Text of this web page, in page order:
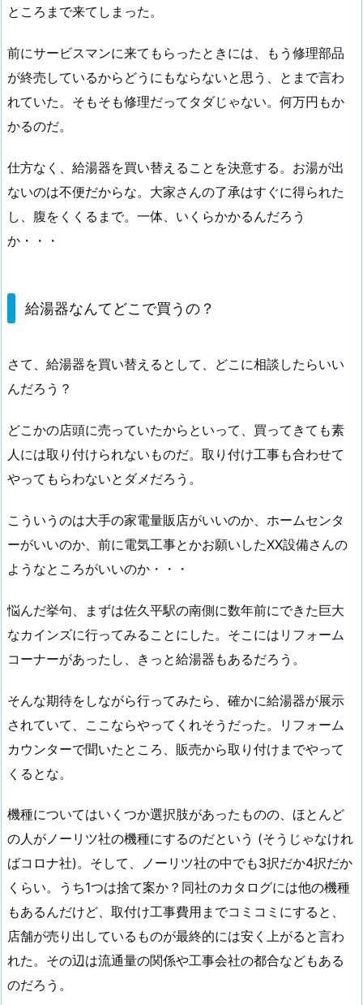
ところまで来てしまった。
前にサービスマンに来てもらったときには、もう修理部品
が終売しているからどうにもならないと思う、とまで言わ
れていた。そもそも修理だってタダじゃない。何万円もか
かるのだ。
仕方なく、給湯器を買い替えることを決意する。お湯が出
ないのは不便だからな。大家さんの了承はすぐに得られた
し、腹をくくるまで。一体、いくらかかるんだろう
か・・・
給湯器なんてどこで買うの？
さて、給湯器を買い替えるとして、どこに相談したらいい
んだろう？
どこかの店頭に売っていたからといって、買ってきても素
人には取り付けられないものだ。取り付け工事も合わせて
やってもらわないとダメだろう。
こういうのは大手の家電量販店がいいのか、ホームセンタ
ーがいいのか、前に電気工事とかお願いしたXX設備さんの
ようなところがいいのか・・・
悩んだ挙句、まずは佐久平駅の南側に数年前にできた巨大
なカインズに行ってみることにした。そこにはリフォーム
コーナーがあったし、きっと給湯器もあるだろう。
そんな期待をしながら行ってみたら、確かに給湯器が展示
されていて、ここならやってくれそうだった。リフォーム
カウンターで聞いたところ、販売から取り付けまでやって
くるとな。
機種についてはいくつか選択肢があったものの、ほとんど
の人がノーリツ社の機種にするのだという (そうじゃなけれ
ばコロナ社)。そして、ノーリツ社の中でも3択だか4択だか
くらい。うち1つは捨て案か？同社のカタログには他の機種
もあるんだけど、取付け工事費用までコミコミにすると、
店舗が売り出しているものが最終的には安く上がると言わ
れた。その辺は流通量の関係や工事会社の都合などもある
のだろう。